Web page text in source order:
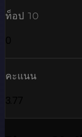
ท็อป 10
คะแนน